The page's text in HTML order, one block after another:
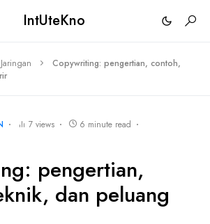
IntUteKno
Copywriting: pengertian, contoh,
7 views
6 minute read
pengertian,
dan peluang